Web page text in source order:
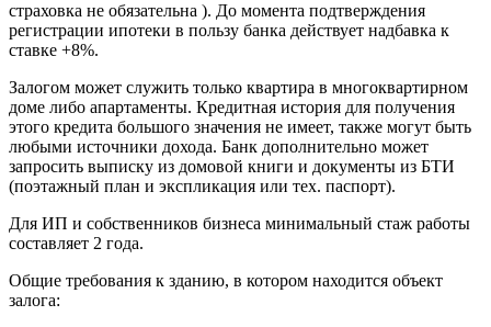
страховка не обязательна ). До момента подтверждения
регистрации ипотеки в пользу банка действует надбавка к
ставке +8%.
Залогом может служить только квартира в многоквартирном
доме либо апартаменты. Кредитная история для получения
этого кредита большого значения не имеет, также могут быть
любыми источники дохода. Банк дополнительно может
запросить выписку из домовой книги и документы из БТИ
(поэтажный план и экспликация или тех. паспорт).
Для ИП и собственников бизнеса минимальный стаж работы
составляет 2 года.
Общие требования к зданию, в котором находится объект
залога: